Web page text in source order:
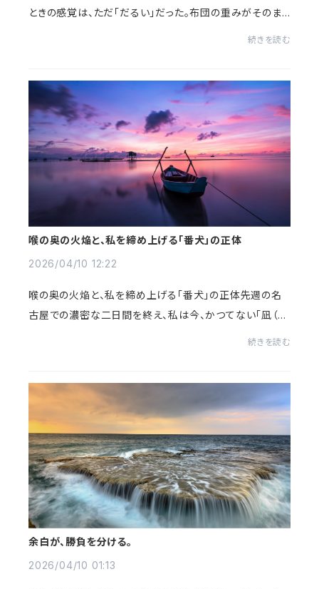
ときの感覚は、ただ「だるい」だった。布団の重みがそのま
続きを読む
喉の奥の火焔と、私を締め上げる「番犬」の正体
2026/04/10 12:22
喉の奥の火焔と、私を締め上げる「番犬」の正体先週の名
古屋での濃密な二日間を終え、私は今、かつてない「凪（な
続きを読む
余白が、勝負を分ける。
2026/04/10 01:13